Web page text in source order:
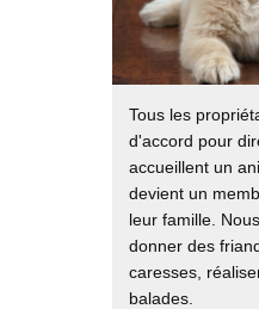
Tous les
d'accord pour
accueillent un
devient un
leur famille.
donner des
caresses,
balades.